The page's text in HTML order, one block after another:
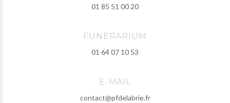
01 85 51 00 20
FUNERARIUM
01 64 07 10 53
E-MAIL
contact@pfdelabrie.fr